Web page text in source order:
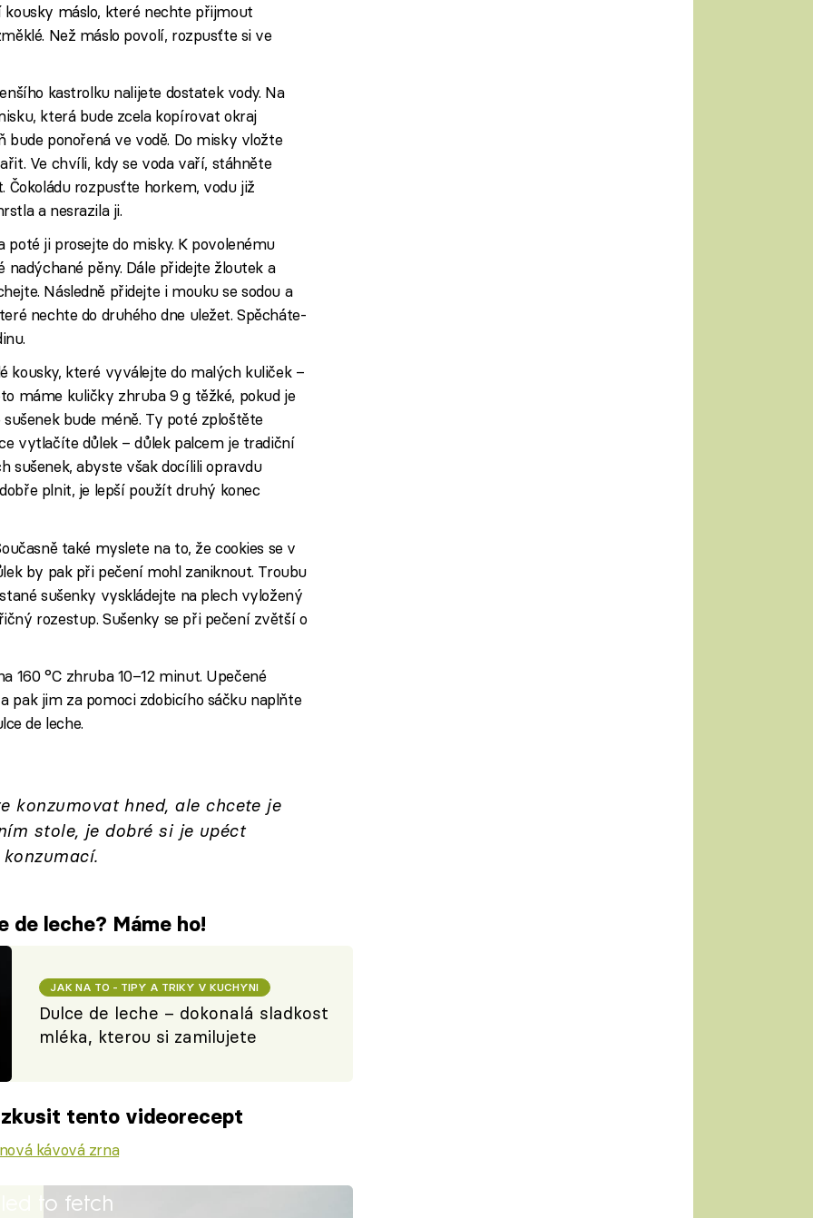
máslo, které nechte přijmout
Než máslo povolí, rozpusťte si ve
kastrolku nalijete dostatek vody. Na
která bude zcela kopírovat okraj
bude ponořená ve vodě. Do misky vložte
Ve chvíli, kdy se voda vaří, stáhněte
rozpusťte horkem, vodu již
a nesrazila ji.
poté ji prosejte do misky. K povolenému
pěny. Dále přidejte žloutek a
Následně přidejte i mouku se sodou a
nechte do druhého dne uležet. Spěcháte-
kousky, které vyválejte do malých kuliček –
máme kuličky zhruba 9 g těžké, pokud je
bude méně. Ty poté zploštěte
vytlačíte důlek – důlek palcem je tradiční
sušenek, abyste však docílili opravdu
plnit, je lepší použít druhý konec
také myslete na to, že cookies se v
by pak při pečení mohl zaniknout. Troubu
sušenky vyskládejte na plech vyložený
rozestup. Sušenky se při pečení zvětší o
160 °C zhruba 10–12 minut. Upečené
pak jim za pomoci zdobicího sáčku naplňte
de leche.
konzumovat hned, ale chcete je
stole, je dobré si je upéct
leche? Máme ho!
JAK NA TO - TIPY A TRIKY V KUCHYNI
Dulce de leche – dokonalá sladkost
mléka, kterou si zamilujete
tento videorecept
kávová zrna
to fetch